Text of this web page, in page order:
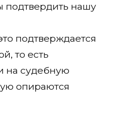
подтвердить нашу
подтверждается
то есть
на судебную
опираются